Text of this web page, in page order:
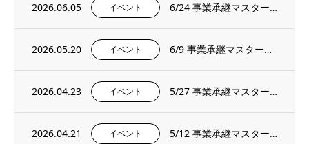
2026.06.05 イベント 6/24 事業承継マスタープログラムプレセミナー＆説明会を開催いたします。
2026.05.20 イベント 6/9 事業承継マスタープログラムプレセミナー＆説明会を開催いたします。
2026.04.23 イベント 5/27 事業承継マスタープログラムプレセミナー＆説明会を開催いたします。
2026.04.21 イベント 5/12 事業承継マスタープログラムプレセミナー＆説明会を開催いたします。